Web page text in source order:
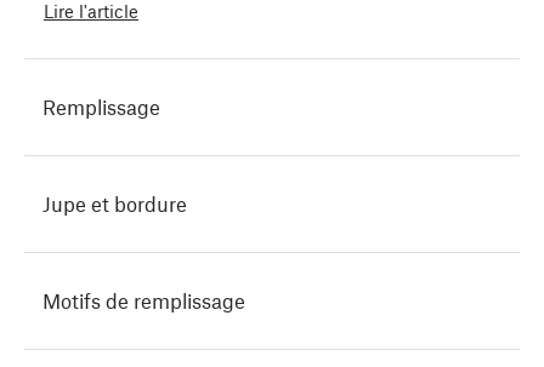
Lire l'article
Remplissage
Jupe et bordure
Motifs de remplissage